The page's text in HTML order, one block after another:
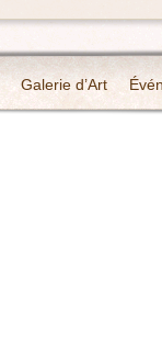
Galerie d’Art